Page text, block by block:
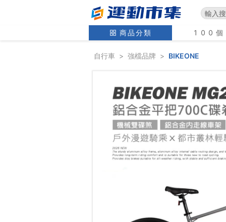
商品分類 100個
自行車 > 強檔品牌 > BIKEONE